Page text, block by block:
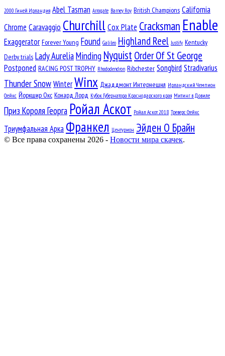
2000 Гиней Ирландия Abel Tasman Arrogate Barney Roy British Champions California
Chrome Caravaggio ChurchillCox Plate Cracksman Enable
Exaggerator Forever Young Found Galileo Highland Reel Justify Kentucky
Derby trials Lady AureliaMinding NyquistOrder Of St George
Postponed RACING POST TROPHY Rhododendron Ribchester Songbird Stradivarius
Thunder SnowWinterWinx Джаддмонт Интернешнл Ирландский Чемпион
Стейкс Йоркшир Окс Конард Лорд Кубок Губернатора Краснодарского края Митинг в Довиле
Приз Короля Георга Ройал Аскот Ройал Аскот 2018 Треверс Стейкс
Триумфальная Арка Франкел Центурион Эйден О Брайн
© Все права сохранены 2026 - Новости мира скачек.